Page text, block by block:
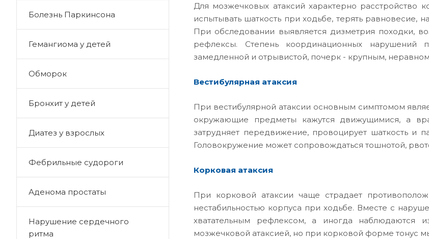
Для мозжечковых атаксий характерно
испытывать шаткость при ходьбе, терять равновесие,
При обследовании выявляется дизметрия походки,
рефлексы. Степень координационных нарушений
замедленной и отрывистой, почерк - крупным,
Вестибулярная атаксия
При вестибулярной атаксии основным симптомом
окружающие предметы кажутся движущимися, а
затрудняет передвижение, провоцирует шаткость и
Головокружение может сопровождаться тошнотой,
Корковая атаксия
При корковой атаксии чаще страдает
нестабильностью корпуса при ходьбе. Вместе с
хватательным рефлексом, а иногда наблюдаются
мозжечковой атаксией, но при корковой форме тонус
Болезнь Паркинсона
Гемангиома у детей
Обморок
Бронхит у детей
Диатез у взрослых
Фебрильные судороги
Аденома простаты
Нарушение сердечного
ритма